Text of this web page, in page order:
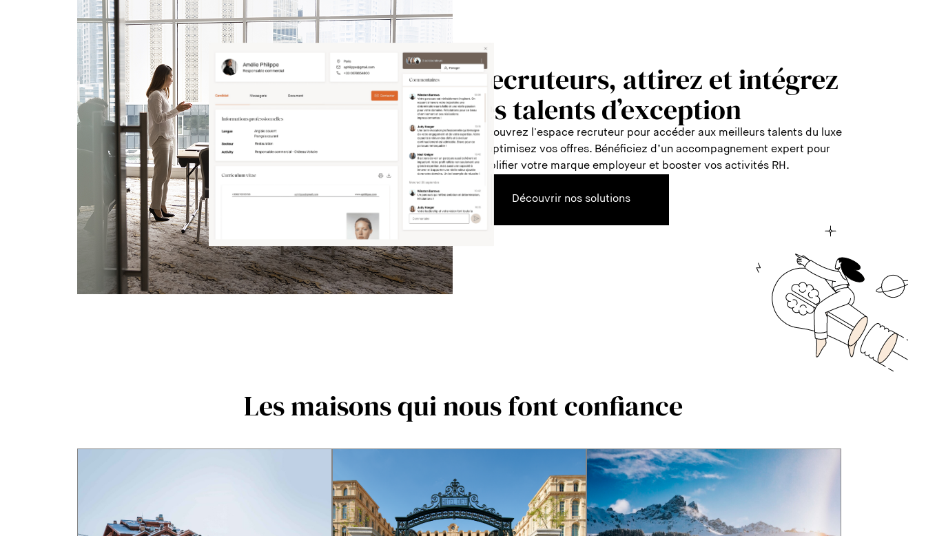
Recruteurs, attirez et intégrez
les talents d’exception
Découvrez l'espace recruteur pour accéder aux meilleurs talents du luxe
et optimisez vos offres. Bénéficiez d’un accompagnement expert pour
amplifier votre marque employeur et booster vos activités RH.
Découvrir nos solutions
Les maisons qui nous font confiance